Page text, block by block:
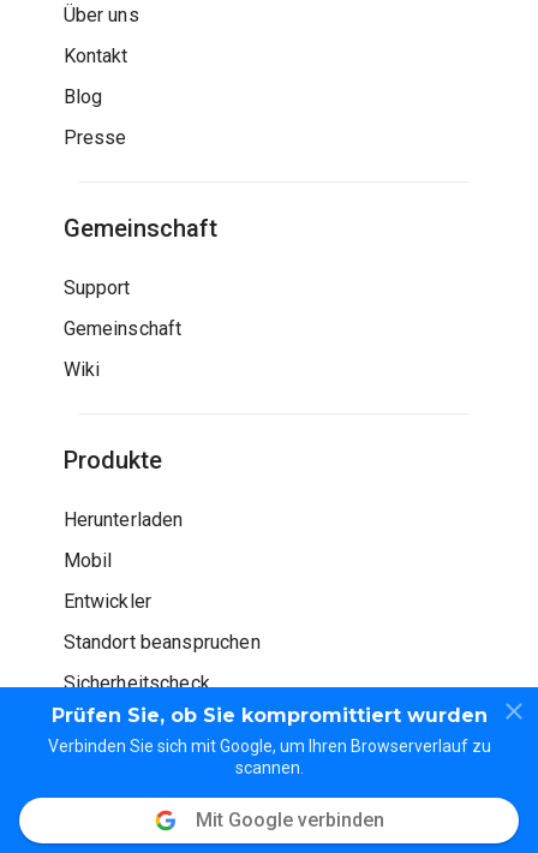
Prüfen Sie, ob Sie kompromittiert wurden
Verbinden Sie sich mit Google, um Ihren Browserverlauf zu
scannen.
Mit Google verbinden
Über uns
Kontakt
Blog
Presse
Gemeinschaft
Support
Gemeinschaft
Wiki
Produkte
Herunterladen
Mobil
Entwickler
Standort beanspruchen
Sicherheitscheck
© WOT Dienstleistungen LP. Alle Rechte vorbehalten